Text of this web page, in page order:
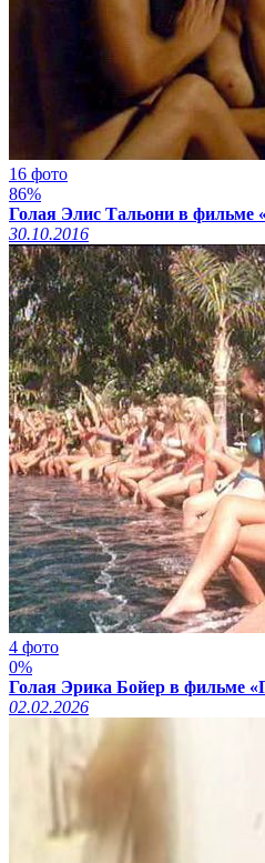
16 фото
86%
Голая Элис Тальони в
30.10.2016
4 фото
0%
Голая Эрика Бойер в фильме
02.02.2026